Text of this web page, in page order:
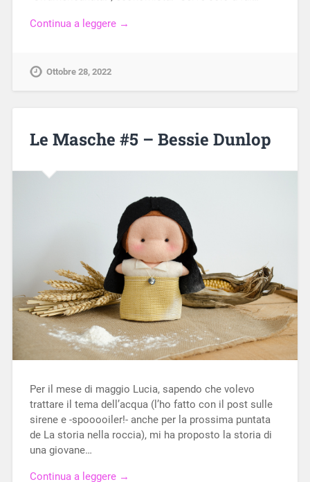
Continua a leggere →
Ottobre 28, 2022
Le Masche #5 – Bessie Dunlop
Per il mese di maggio Lucia, sapendo che volevo
trattare il tema dell’acqua (l’ho fatto con il post sulle
sirene e -spooooiler!- anche per la prossima puntata
de La storia nella roccia), mi ha proposto la storia di
una giovane…
Continua a leggere →